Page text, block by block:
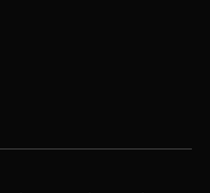
/ AutoBlog.MD
se întoarcă după el